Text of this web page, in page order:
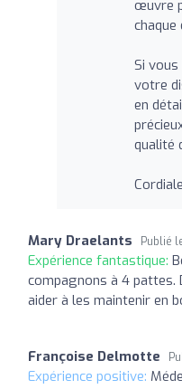
œuvre
chaque
Si
votre
en
qualité
Mary Draelants Publié
Expérience fantastique:
compagnons à 4 pattes.
aider à les maintenir en
Françoise Delmotte
Expérience positive: